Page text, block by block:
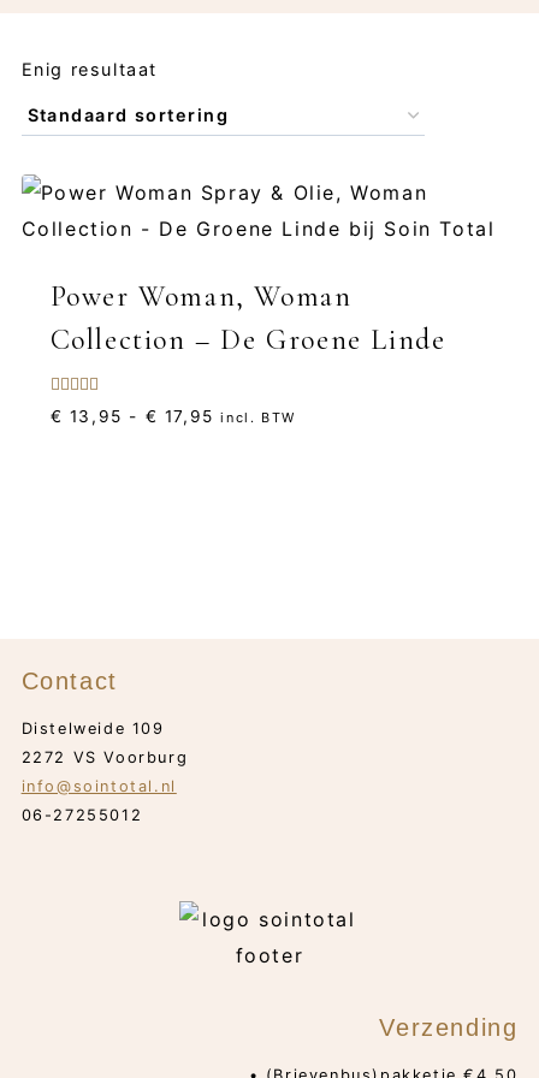
Enig resultaat
Power Woman, Woman
Collection – De Groene Linde
Gewaardeerd
5.00
€ 13,95 - € 17,95 Prijsklasse:
incl. BTW
Contact
Distelweide 109
2272 VS Voorburg
info@sointotal.nl
06-27255012
Verzending